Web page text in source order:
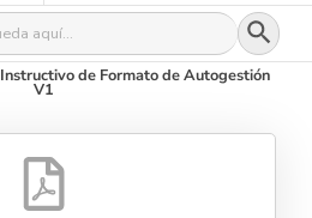
Botón
Instructivo de Formato de Autogestión
V1